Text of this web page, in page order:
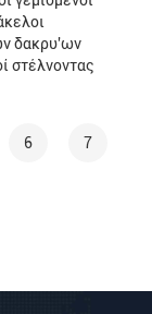
δακρυ'ων
στέλνοντας
6 7